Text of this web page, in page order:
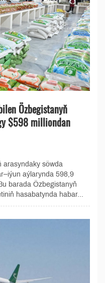
Özbegistanyň
$598 milliondan
arasyndaky söwda
aýlarynda 598,9
barada Özbegistanyň
hasabatynda habar...